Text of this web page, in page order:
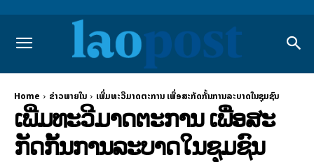
Home ຂ່າວພາຍ​ໃນ ເພີ່ມທະວີມາດຕະການ ເພື່ອສະກັດກັ້ນການລະບາດໃນຊຸມຊົນ
ເພີ່ມທະວີມາດຕະການ ເພື່ອສະ
ກັດກັ້ນການລະບາດໃນຊຸມຊົນ